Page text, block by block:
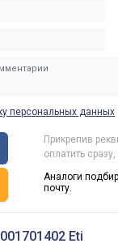
персональных данных
Прикрепив
оплатить
Аналоги
почту.
Eti